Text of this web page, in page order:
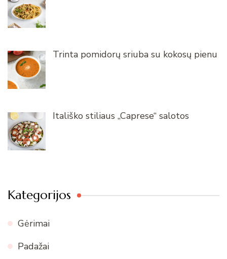
Trinta pomidorų sriuba su kokosų pienu
Itališko stiliaus „Caprese“ salotos
Kategorijos
Gėrimai
Padažai